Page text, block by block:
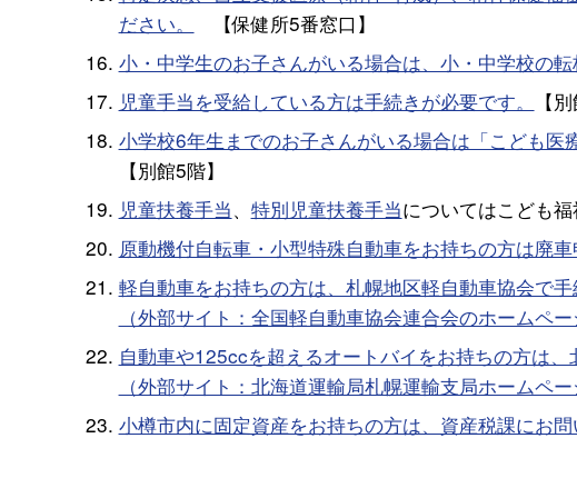
ださい。
【保健所5番窓口】
小・中学生のお子さんがいる場合は、小・中学校の転
児童手当を受給している方は手続きが必要です。
【
小学校6年生までのお子さんがいる場合は「こども
【別館5階】
児童扶養手当、 特別児童扶養手当についてはこども
原動機付自転車・小型特殊自動車をお持ちの方は廃車
軽自動車をお持ちの方は、札幌地区軽自動車協会で手
（外部サイト：全国軽自動車協会連合会のホームペー
自動車や125ccを超えるオートバイをお持ちの方は、
（外部サイト：北海道運輸局札幌運輸支局ホームペー
小樽市内に固定資産をお持ちの方は、資産税課にお問